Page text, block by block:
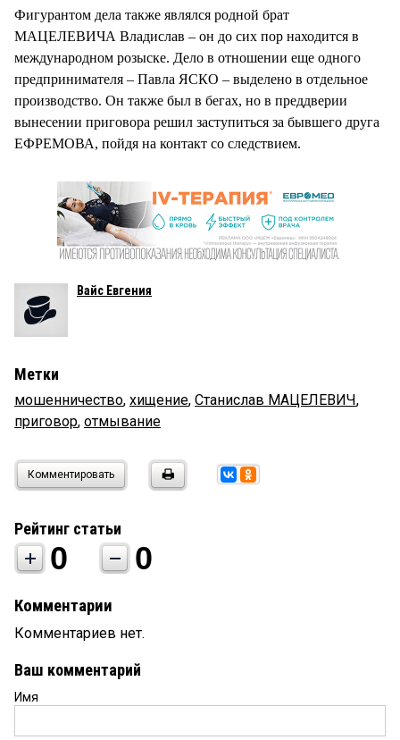
Фигурантом дела также являлся родной брат
МАЦЕЛЕВИЧА Владислав – он до сих пор находится в
международном розыске. Дело в отношении еще одного
предпринимателя – Павла ЯСКО – выделено в отдельное
производство. Он также был в бегах, но в преддверии
вынесении приговора решил заступиться за бывшего друга
ЕФРЕМОВА, пойдя на контакт со следствием.
Вайс Евгения
Метки
мошенничество, хищение, Станислав МАЦЕЛЕВИЧ,
приговор, отмывание
Комментировать
Рейтинг статьи
0 0
Комментарии
Комментариев нет.
Ваш комментарий
Имя